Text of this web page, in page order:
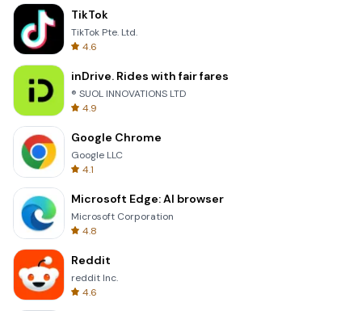
TikTok
TikTok Pte. Ltd.
4.6
inDrive. Rides with fair fares
® SUOL INNOVATIONS LTD
4.9
Google Chrome
Google LLC
4.1
Microsoft Edge: AI browser
Microsoft Corporation
4.8
Reddit
reddit Inc.
4.6